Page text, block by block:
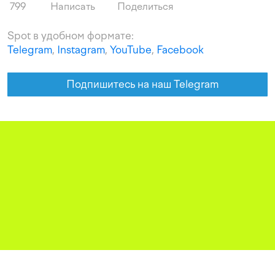
799 Написать Поделиться
Spot в удобном формате:
Telegram, Instagram, YouTube, Facebook
Подпишитесь на наш Telegram